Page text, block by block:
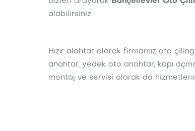
alabilirsiniz.
Hızır alahtar olarak firmamız oto
anahtar, yedek oto anahtar, kapı
montaj ve servisi olarak da